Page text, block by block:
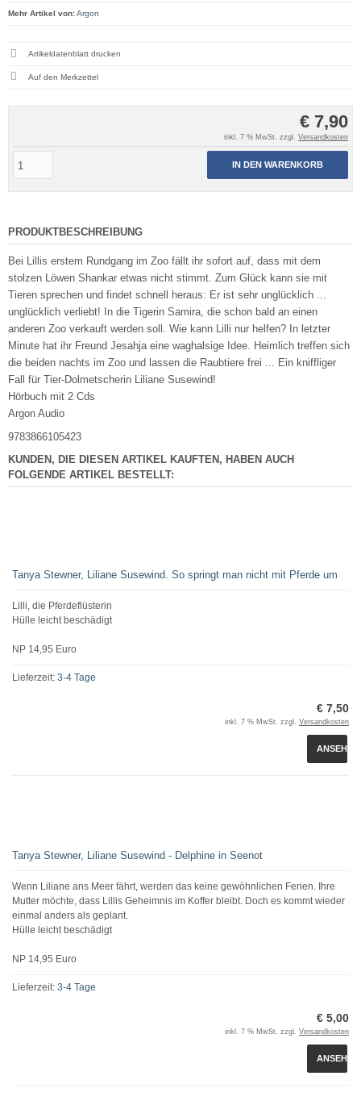
€ 7,90
inkl. 7 % MwSt. zzgl. Versandkosten
IN DEN WARENKORB
Mehr Artikel von:Argon
Artikeldatenblatt drucken
PRODUKTBESCHREIBUNG
Bei Lillis erstem Rundgang im Zoo fällt ihr sofort auf, dass mit dem
stolzen Löwen Shankar etwas nicht stimmt. Zum Glück kann sie mit
Tieren sprechen und findet schnell heraus: Er ist sehr unglücklich ...
unglücklich verliebt! In die Tigerin Samira, die schon bald an einen
anderen Zoo verkauft werden soll. Wie kann Lilli nur helfen? In letzter
Minute hat ihr Freund Jesahja eine waghalsige Idee. Heimlich treffen sich
die beiden nachts im Zoo und lassen die Raubtiere frei ... Ein kniffliger
Fall für Tier-Dolmetscherin Liliane Susewind!
Hörbuch mit 2 Cds
Argon Audio
9783866105423
KUNDEN, DIE DIESEN ARTIKEL KAUFTEN, HABEN AUCH
FOLGENDE ARTIKEL BESTELLT:
Tanya Stewner, Liliane Susewind. So springt man nicht mit Pferde um
Lilli, die Pferdeflüsterin
Hülle leicht beschädigt
NP 14,95 Euro
Lieferzeit: 3-4 Tage
€ 7,50
inkl. 7 % MwSt. zzgl. Versandkosten
ANSEHEN
Tanya Stewner, Liliane Susewind - Delphine in Seenot
Wenn Liliane ans Meer fährt, werden das keine gewöhnlichen Ferien. Ihre
Mutter möchte, dass Lillis Geheimnis im Koffer bleibt. Doch es kommt wieder
einmal anders als geplant.
Hülle leicht beschädigt
NP 14,95 Euro
Lieferzeit: 3-4 Tage
€ 5,00
inkl. 7 % MwSt. zzgl. Versandkosten
ANSEHEN